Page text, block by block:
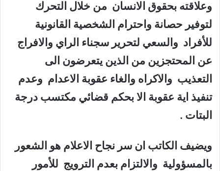
وعلاقته بحقوق الانسان من خلال التحرك
لتوفير حصانة واحترام الشخصية القانونية
للأفراد والسعي لتحرير سجناء الراي والافراج
عن المحتجزين من الذين يتعرضون الى
التعذيب والاكراه والغاء عقوبة الاعدام وعدم
تنفيذ اية عقوبة الا بحكم قضائي مكتسب درجة
البتات .
ويضيف الكاتب ان سر نجاح الاعلام هو الشعور
بالمسؤولية والالتزام بعدم الترويج للأمور